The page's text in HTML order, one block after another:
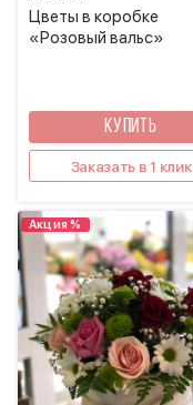
Цветы в коробке
«Розовый вальс»
КУПИТЬ
Заказать в 1 клик
Акция %